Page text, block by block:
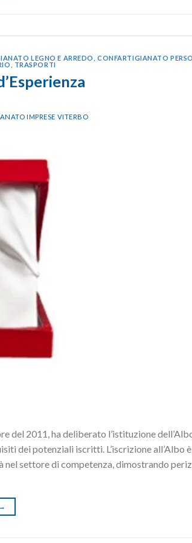
LEGNO E ARREDO ,CONFARTIGIANATO
TRASPORTI
IMPRESE VITERBO
del 2011, ha deliberato l’istituzione
dei potenziali iscritti. L’iscrizione all’Albo
settore di competenza, dimostrando
→